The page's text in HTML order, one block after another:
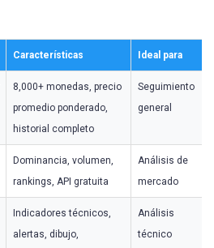
Características Ideal para
8,000+ monedas, precio
promedio ponderado,
historial completo
Seguimiento
general
Dominancia, volumen,
rankings, API gratuita
Análisis de
mercado
Indicadores técnicos,
alertas, dibujo,
Análisis
técnico